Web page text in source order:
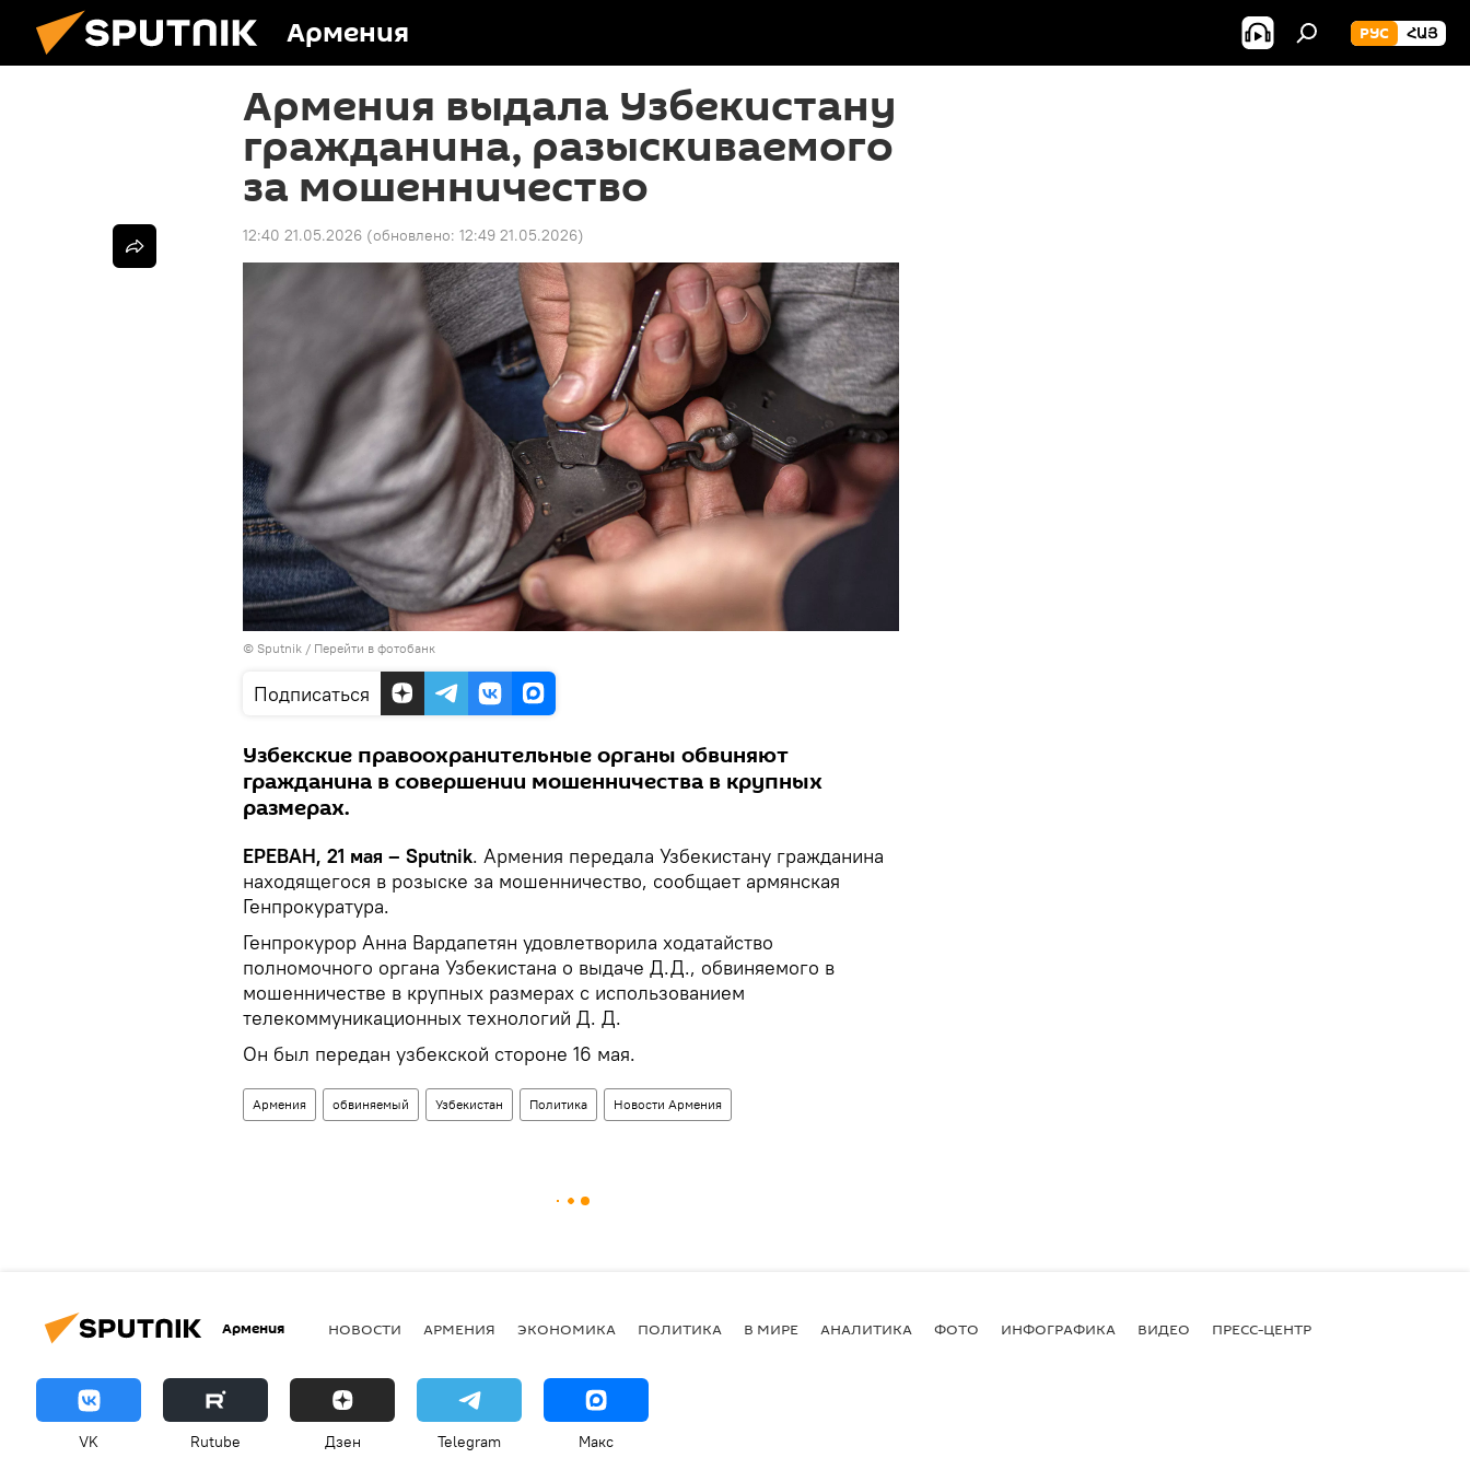
Армения РУС ՀԱՅ
Армения выдала Узбекистану
гражданина, разыскиваемого
за мошенничество
12:40 21.05.2026 (обновлено: 12:49 21.05.2026)
© Sputnik / Перейти в фотобанк
Подписаться
Узбекские правоохранительные органы обвиняют
гражданина в совершении мошенничества в крупных
размерах.
ЕРЕВАН, 21 мая – Sputnik․ Армения передала Узбекистану гражданина
находящегося в розыске за мошенничество, сообщает армянская
Генпрокуратура.
Генпрокурор Анна Вардапетян удовлетворила ходатайство
полномочного органа Узбекистана о выдаче Д.Д., обвиняемого в
мошенничестве в крупных размерах с использованием
телекоммуникационных технологий Д. Д.
Он был передан узбекской стороне 16 мая.
Армения обвиняемый Узбекистан Политика Новости Армения
Армения НОВОСТИ АРМЕНИЯ ЭКОНОМИКА ПОЛИТИКА В МИРЕ АНАЛИТИКА ФОТО ИНФОГРАФИКА ВИДЕО ПРЕСС-ЦЕНТР
VK Rutube Дзен Telegram Макс